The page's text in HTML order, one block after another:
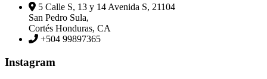
5 Calle S, 13 y 14 Avenida S, 21104
San Pedro Sula,
Cortés Honduras, CA
+504 99897365
Instagram